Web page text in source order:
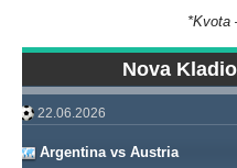
*Kvota
Nova
22.06.2026
Argentina vs Austria